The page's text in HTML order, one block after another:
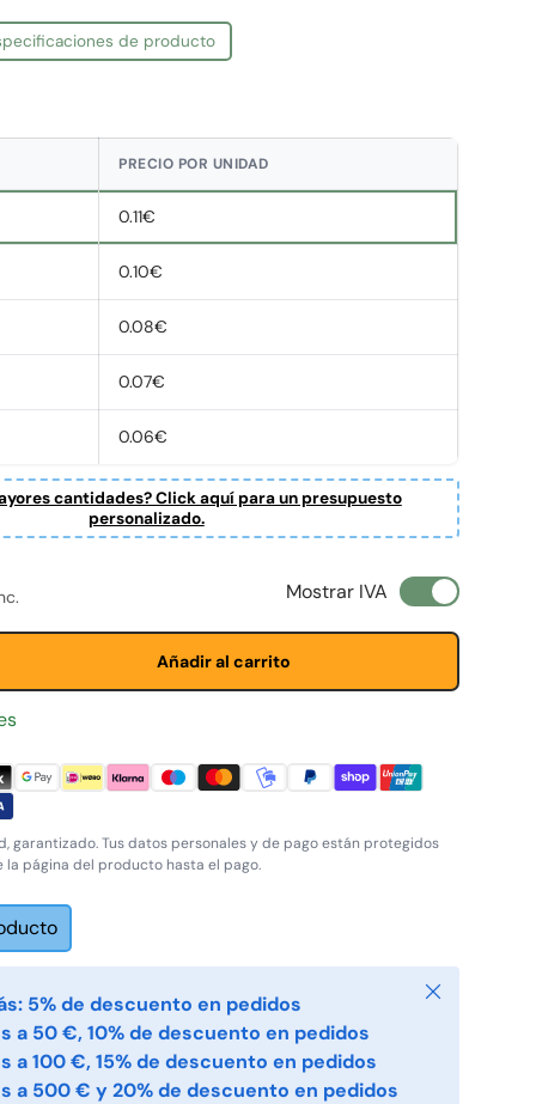
de producto
PRECIO POR UNIDAD
0.11€
0.10€
0.08€
0.07€
0.06€
cantidades? Click aquí para un presupuesto
personalizado.
Mostrar IVA
Añadir al carrito
garantizado. Tus datos personales y de pago están protegidos
la página del producto hasta el pago.
5% de descuento en pedidos
a 50 €, 10% de descuento en pedidos
a 100 €, 15% de descuento en pedidos
a 500 € y 20% de descuento en pedidos
Cerrar